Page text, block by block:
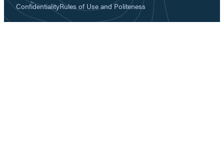
ConfidentialityRules of Use and Politeness